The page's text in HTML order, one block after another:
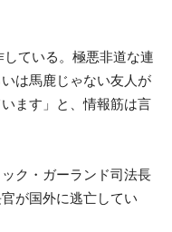
している。極悪非道な連
は馬鹿じゃない友人が
ます」と、情報筋は言
ク・ガーランド司法長
が国外に逃亡してい